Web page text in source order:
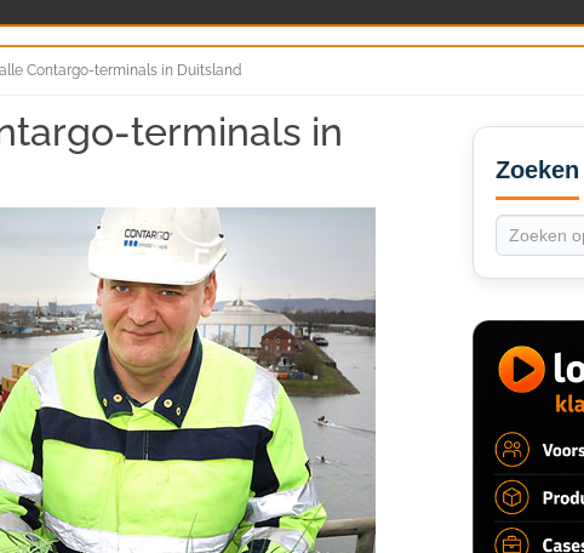
Contargo-terminals in Duitsland
terminals in
Sidebar
Zoeken